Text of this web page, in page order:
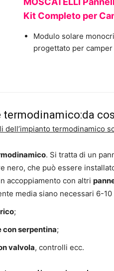
Kit Completo per
Modulo solare
progettato per
termodinamico:da
dell’impianto termodinamico
. Si tratta di un
nero, che può essere
accoppiamento con altri
media siano necessari 6-
;
con serpentina;
valvola, controlli ecc.